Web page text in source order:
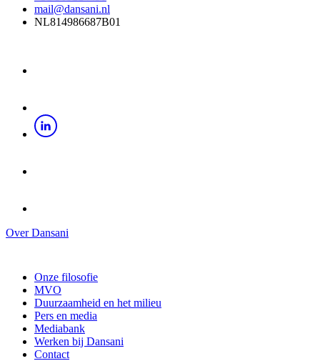
mail@dansani.nl
NL814986687B01
Over Dansani
Onze filosofie
MVO
Duurzaamheid en het milieu
Pers en media
Mediabank
Werken bij Dansani
Contact